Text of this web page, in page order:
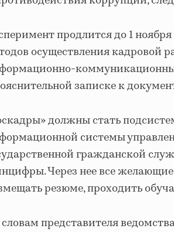
продлится до 1
осуществления кадровой
записке к
должны стать
системы
гражданской
Через нее все
резюме, проходить
представителя